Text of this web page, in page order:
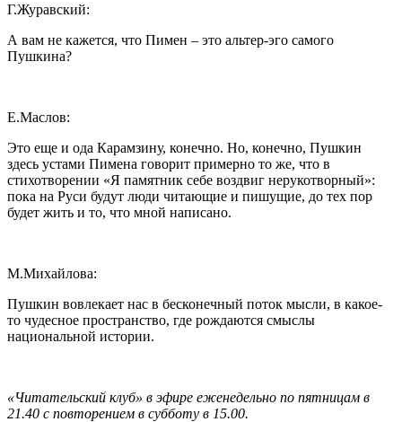
Г.Журавский:
А вам не кажется, что Пимен – это альтер-эго самого
Пушкина?
Е.Маслов:
Это еще и ода Карамзину, конечно. Но, конечно, Пушкин
здесь устами Пимена говорит примерно то же, что в
стихотворении «Я памятник себе воздвиг нерукотворный»:
пока на Руси будут люди читающие и пишущие, до тех пор
будет жить и то, что мной написано.
М.Михайлова:
Пушкин вовлекает нас в бесконечный поток мысли, в какое-
то чудесное пространство, где рождаются смыслы
национальной истории.
«Читательский клуб» в эфире еженедельно по пятницам в
21.40 с повторением в субботу в 15.00.